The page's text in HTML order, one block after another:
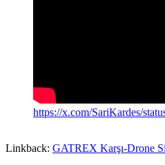
https://x.com/SariKardes/
Linkback: GATREX Karşı-Drone